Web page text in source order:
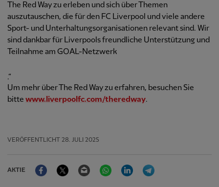
The Red Way zu erleben und sich über Themen
auszutauschen, die für den FC Liverpool und viele andere
Sport- und Unterhaltungsorganisationen relevant sind. Wir
sind dankbar für Liverpools freundliche Unterstützung und
Teilnahme am GOAL-Netzwerk
.“
Um mehr über The Red Way zu erfahren, besuchen Sie
bitte www.liverpoolfc.com/theredway.
VERÖFFENTLICHT 28. JULI 2025
AKTIE
FacebookTwitter Email WhatsAppLinkedIn